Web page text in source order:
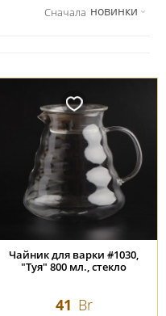
Сначала новинки
Чайник для варки #1030,
"Туя" 800 мл., стекло
41 Br